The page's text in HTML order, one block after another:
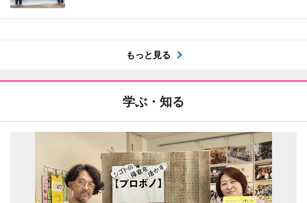
もっと見る
学ぶ・知る